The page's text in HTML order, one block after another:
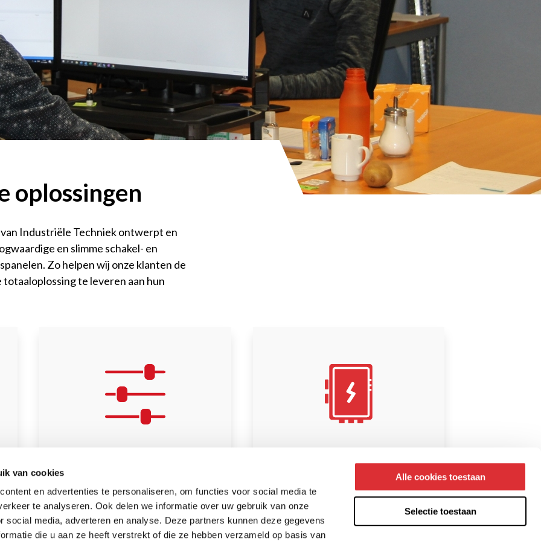
van cookies
en advertenties te personaliseren, om functies voor social media te
te analyseren. Ook delen we informatie over uw gebruik van onze
social media, adverteren en analyse. Deze partners kunnen deze gegevens
die u aan ze heeft verstrekt of die ze hebben verzameld op basis van
Alle cookies toestaan
Selectie toestaan
oplossingen
Industriële Techniek ontwerpt en
en slimme schakel- en
Zo helpen wij onze klanten de
te leveren aan hun
Schakel-/besturingspanelen
Bekijk onze oplossingen
Schakel-/verdeelkasten
Bekijk onze oplossingen